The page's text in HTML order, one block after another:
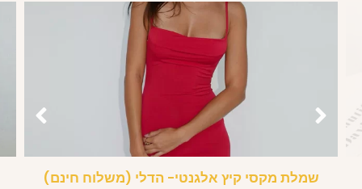
שמלת מקסי קיץ אלגנטי- הדלי (משלוח חינם)